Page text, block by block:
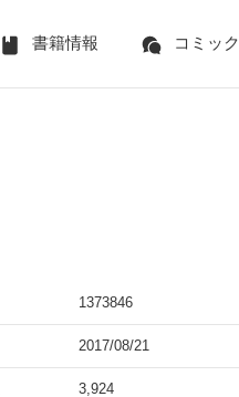
書籍情報 コミック
1373846
2017/08/21
3,924